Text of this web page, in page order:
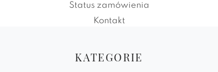
Status zamówienia
Kontakt
KATEGORIE